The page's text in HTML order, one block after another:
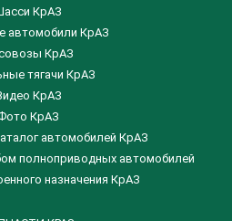
КрАЗ
автомобили КрАЗ
КрАЗ
тягачи КрАЗ
КрАЗ
КрАЗ
автомобилей КрАЗ
полноприводных автомобилей
назначения КрАЗ